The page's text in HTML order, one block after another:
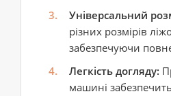
Універсальний
різних розмірів
забезпечуючи
Легкість догляду:
машині